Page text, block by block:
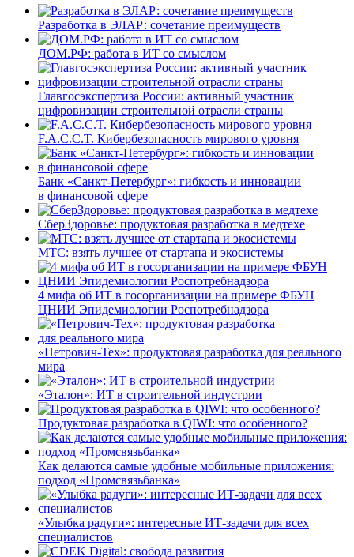
Разработка в ЭЛАР: сочетание преимуществ
ДОМ.РФ: работа в ИТ со смыслом
Главгосэкспертиза России: активный участник
цифровизации строительной отрасли страны
F.A.C.C.T. Кибербезопасность мирового уровня
Банк «Санкт-Петербург»: гибкость и инновации
в финансовой сфере
СберЗдоровье: продуктовая разработка в медтехе
МТС: взять лучшее от стартапа и экосистемы
4 мифа об ИТ в госорганизации на примере ФБУН
ЦНИИ Эпидемиологии Роспотребнадзора
«Петрович-Тех»: продуктовая разработка для реального
мира
«Эталон»: ИТ в строительной индустрии
Продуктовая разработка в QIWI: что особенного?
Как делаются самые удобные мобильные приложения:
подход «Промсвязьбанка»
«Улыбка радуги»: интересные ИТ-задачи для всех
специалистов